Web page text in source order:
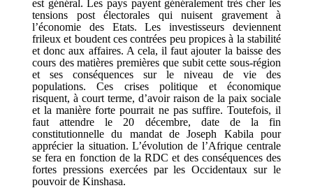
est général. Les pays payent généralement très cher les
tensions post électorales qui nuisent gravement à
l’économie des Etats. Les investisseurs deviennent
frileux et boudent ces contrées peu propices à la stabilité
et donc aux affaires. A cela, il faut ajouter la baisse des
cours des matières premières que subit cette sous-région
et ses conséquences sur le niveau de vie des
populations. Ces crises politique et économique
risquent, à court terme, d’avoir raison de la paix sociale
et la manière forte pourrait ne pas suffire. Toutefois, il
faut attendre le 20 décembre, date de la fin
constitutionnelle du mandat de Joseph Kabila pour
apprécier la situation. L’évolution de l’Afrique centrale
se fera en fonction de la RDC et des conséquences des
fortes pressions exercées par les Occidentaux sur le
pouvoir de Kinshasa.